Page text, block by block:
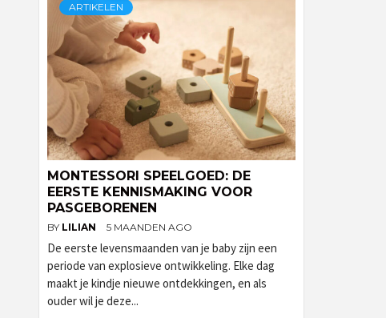
ARTIKELEN
MONTESSORI SPEELGOED: DE
EERSTE KENNISMAKING VOOR
PASGEBORENEN
BY LILIAN 5 MAANDEN AGO
De eerste levensmaanden van je baby zijn een
periode van explosieve ontwikkeling. Elke dag
maakt je kindje nieuwe ontdekkingen, en als
ouder wil je deze...